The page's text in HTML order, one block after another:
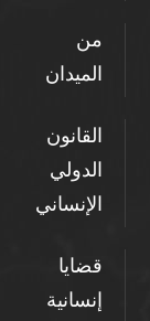
من
الميدان
القانون
الدولي
الإنساني
قضايا
إنسانية